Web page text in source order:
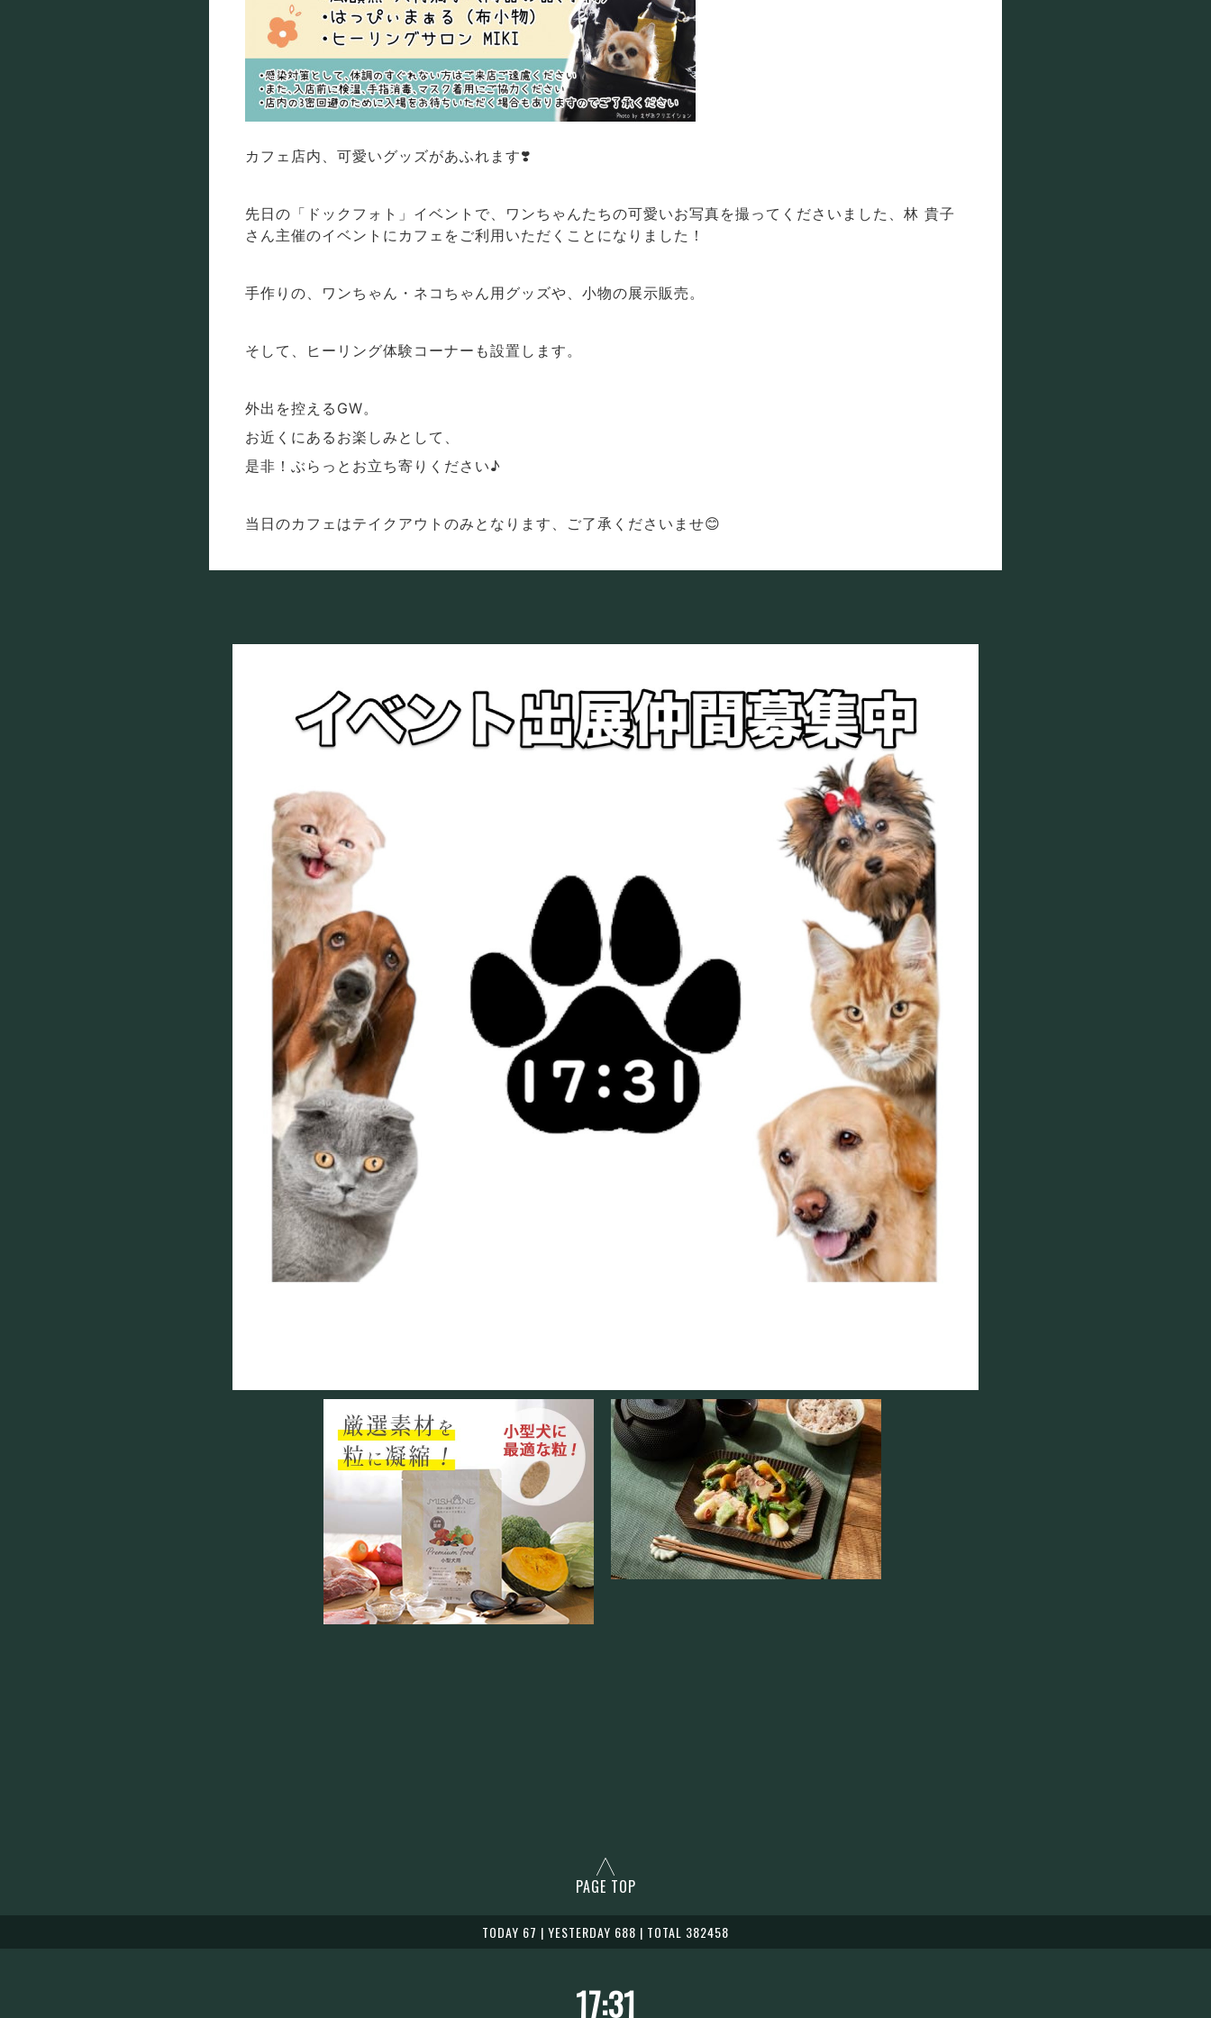
カフェ店内、可愛いグッズがあふれます❣️
先日の「ドックフォト」イベントで、ワンちゃんたちの可愛いお写真を撮ってくださいました、林 貴子
さん主催のイベントにカフェをご利用いただくことになりました！
手作りの、ワンちゃん・ネコちゃん用グッズや、小物の展示販売。
そして、ヒーリング体験コーナーも設置します。
外出を控えるGW。
お近くにあるお楽しみとして、
是非！ぶらっとお立ち寄りください♪
当日のカフェはテイクアウトのみとなります、ご了承くださいませ😊
PAGE TOP
TODAY 67 | YESTERDAY 688 | TOTAL 382458
17:31